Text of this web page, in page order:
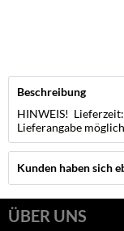
Beschreibung
HINWEIS! Lieferzeit:
Lieferangabe
Kunden haben sich
ÜBER UNS